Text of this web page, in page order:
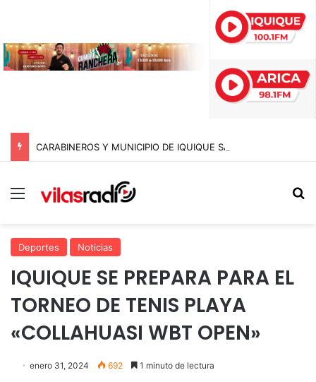
Menú
Deportes Noticias
IQUIQUE SE PREPARA PARA EL
TORNEO DE TENIS PLAYA
«COLLAHUASI WBT OPEN»
enero 31, 2024 692 1 minuto de lectura